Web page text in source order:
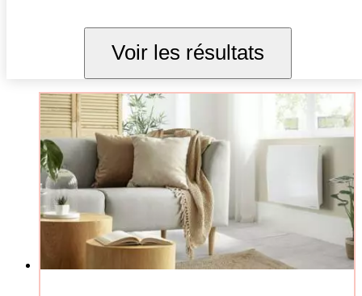
Voir les résultats